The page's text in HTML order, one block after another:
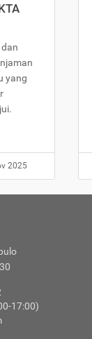
yang
2025
17:00)